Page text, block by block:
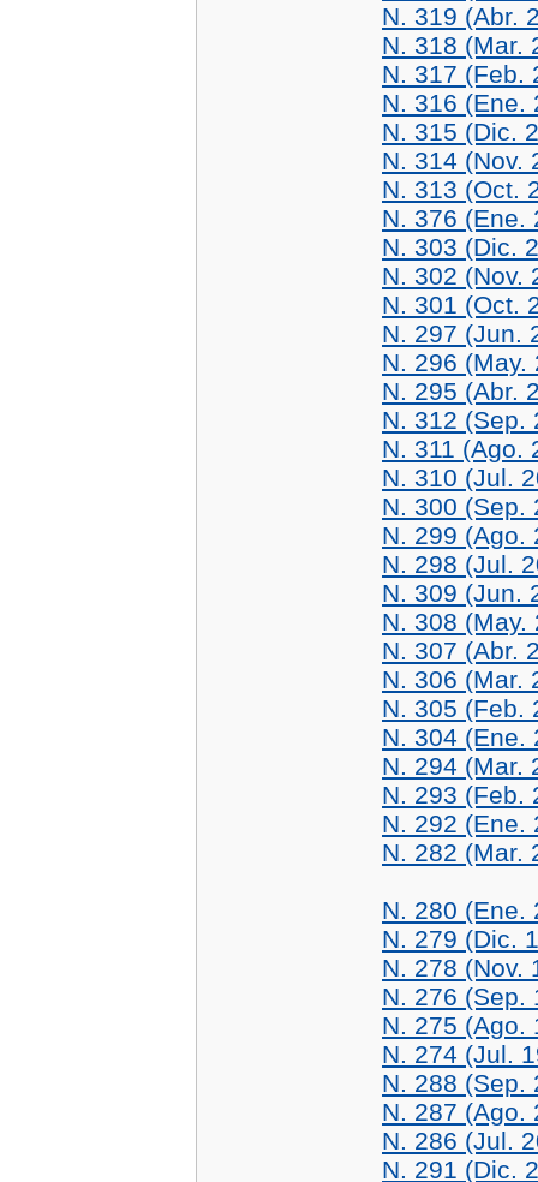
N. 319 (Abr.
N. 318 (Mar.
N. 317 (Feb.
N. 316 (Ene.
N. 315 (Dic.
N. 314 (Nov.
N. 313 (Oct.
N. 376 (Ene.
N. 303 (Dic.
N. 302 (Nov.
N. 301 (Oct.
N. 297 (Jun.
N. 296 (May.
N. 295 (Abr.
N. 312 (Sep.
N. 311 (Ago.
N. 310 (Jul.
N. 300 (Sep.
N. 299 (Ago.
N. 298 (Jul.
N. 309 (Jun.
N. 308 (May.
N. 307 (Abr.
N. 306 (Mar.
N. 305 (Feb.
N. 304 (Ene.
N. 294 (Mar.
N. 293 (Feb.
N. 292 (Ene.
N. 282 (Mar.
N. 280 (Ene.
N. 279 (Dic.
N. 278 (Nov.
N. 276 (Sep.
N. 275 (Ago.
N. 274 (Jul.
N. 288 (Sep.
N. 287 (Ago.
N. 286 (Jul.
N. 291 (Dic.